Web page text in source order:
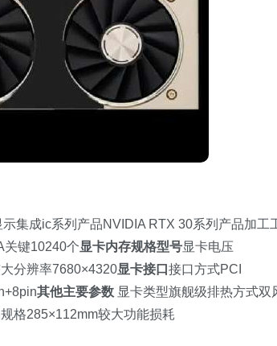
集成ic系列产品NVIDIA RTX 30系列产品加工
关键10240个显卡内存规格型号显卡电压
分辨率7680×4320显卡接口 接口方式PCI
其他主要参数 显卡类型旗舰级排热方式双
格285×112mm较大功能损耗